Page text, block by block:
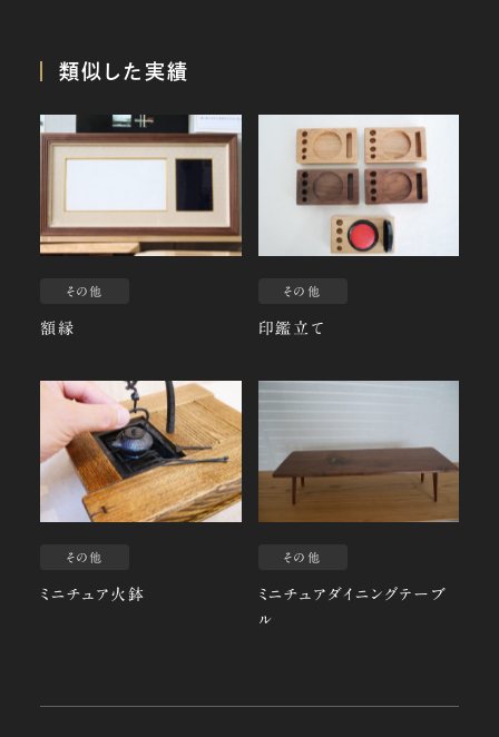
類似した実績
その他
額縁
その他
印鑑立て
その他
ミニチュア火鉢
その他
ミニチュアダイニングテーブ
ル